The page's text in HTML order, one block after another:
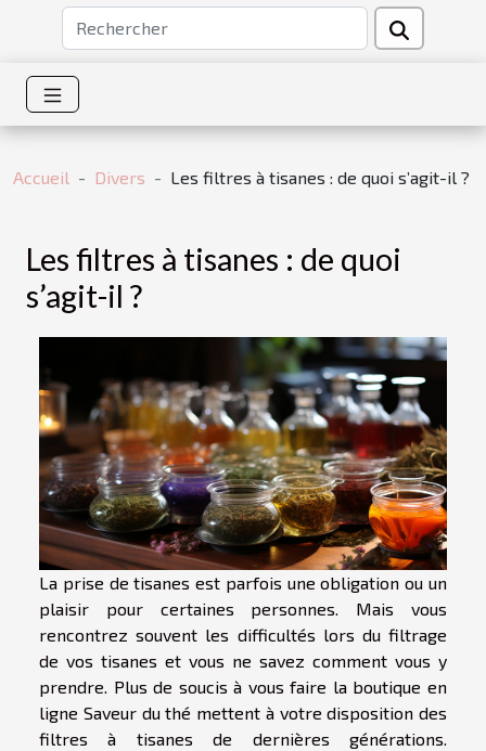
Accueil Divers Les filtres à tisanes : de quoi s’agit-il ?
Les filtres à tisanes : de quoi
s’agit-il ?
La prise de tisanes est parfois une obligation ou un
plaisir pour certaines personnes. Mais vous
rencontrez souvent les difficultés lors du filtrage
de vos tisanes et vous ne savez comment vous y
prendre. Plus de soucis à vous faire la boutique en
ligne Saveur du thé mettent à votre disposition des
filtres à tisanes de dernières générations.